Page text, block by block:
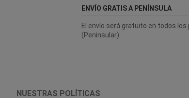
ENVÍO GRATIS A PENÍNSULA
El envío será gratuito en todos
(Peninsular).
NUESTRAS POLÍTICAS